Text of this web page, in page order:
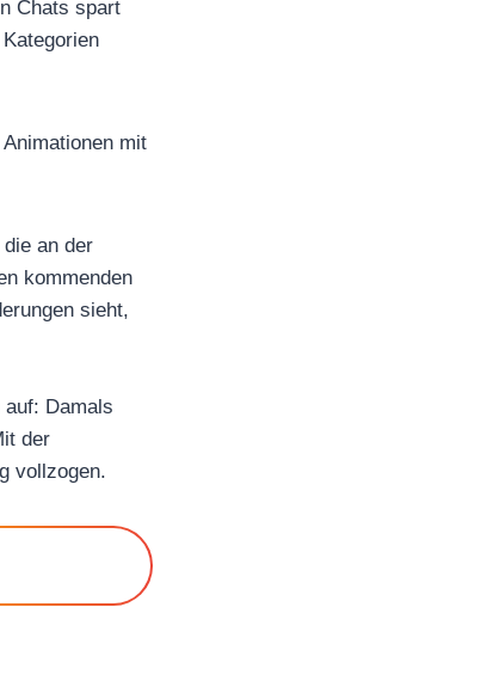
Chats spart
mit
an der
kommenden
sieht,
auf: Damals
der
vollzogen.